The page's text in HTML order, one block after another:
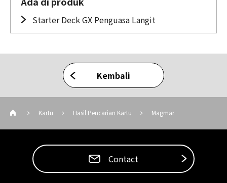
Starter Deck GX Penguasa Langit
Kembali
Kartu Hasil Pencarian Kartu Magmar
Contact